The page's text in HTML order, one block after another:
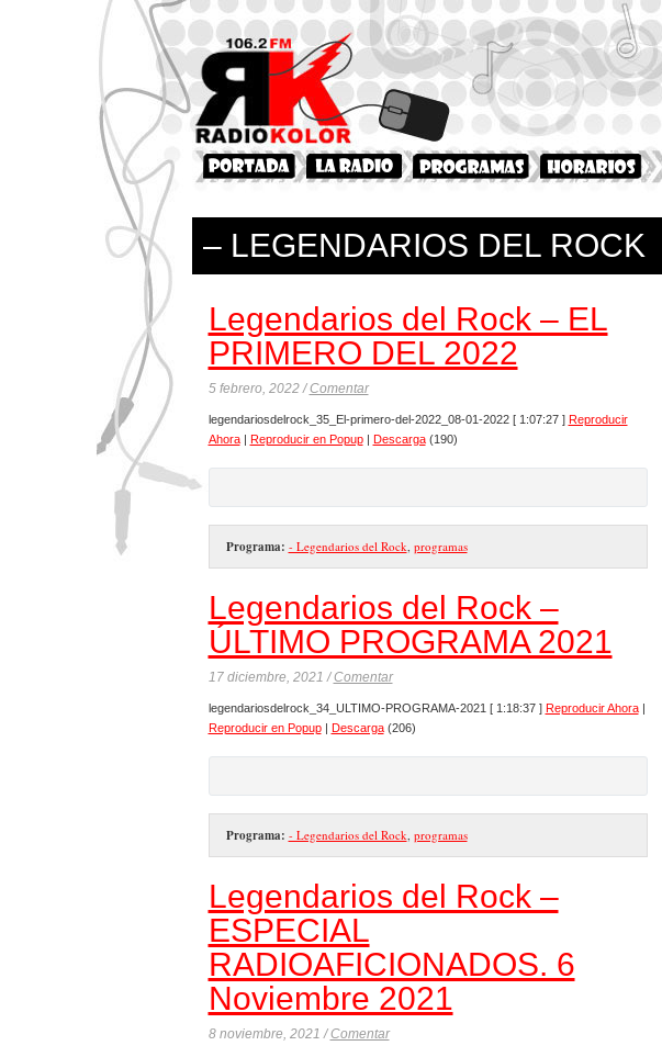
– LEGENDARIOS DEL ROCK
Legendarios del Rock – EL
PRIMERO DEL 2022
5 febrero, 2022 /Comentar
legendariosdelrock_35_El-primero-del-2022_08-01-2022 [ 1:07:27 ] Reproducir
Ahora| Reproducir en Popup| Descarga(190)
Programa: - Legendarios del Rock, programas
Legendarios del Rock –
ÚLTIMO PROGRAMA 2021
17 diciembre, 2021 /Comentar
legendariosdelrock_34_ULTIMO-PROGRAMA-2021 [ 1:18:37 ] Reproducir Ahora|
Reproducir en Popup| Descarga(206)
Programa: - Legendarios del Rock, programas
Legendarios del Rock –
ESPECIAL
RADIOAFICIONADOS. 6
Noviembre 2021
8 noviembre, 2021 /Comentar